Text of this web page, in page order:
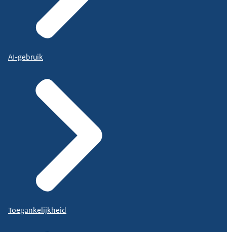
AI-gebruik
Toegankelijkheid